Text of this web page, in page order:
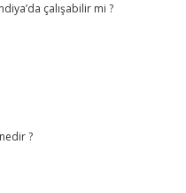
çalışabilir mi ?
?